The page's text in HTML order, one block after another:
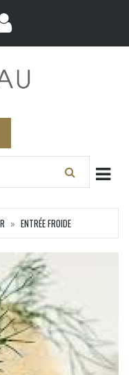
ENTRÉE FROIDE